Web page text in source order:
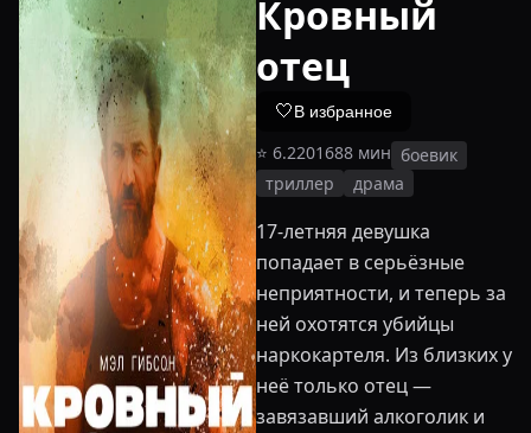
Кровный
отец
🤍В избранное
⭐ 6.2201688 мин боевик
триллер
драма
17-летняя девушка
попадает в серьёзные
неприятности, и теперь за
ней охотятся убийцы
наркокартеля. Из близких у
неё только отец —
завязавший алкоголик и